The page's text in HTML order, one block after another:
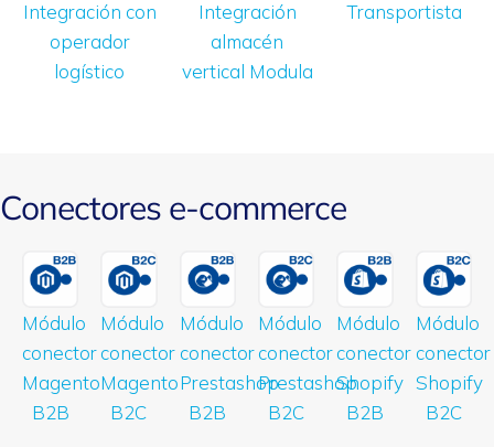
Integración con
operador
logístico
Integración
almacén
vertical Modula
Transportista
Conectores e-commerce
Módulo
conector
Magento
B2B
Módulo
conector
Magento
B2C
Módulo
conector
Prestashop
B2B
Módulo
conector
Prestashop
B2C
Módulo
conector
Shopify
B2B
Módulo
conector
Shopify
B2C